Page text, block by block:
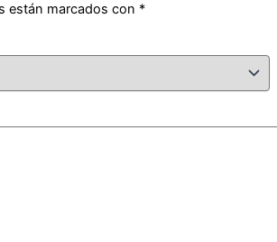
están marcados con *